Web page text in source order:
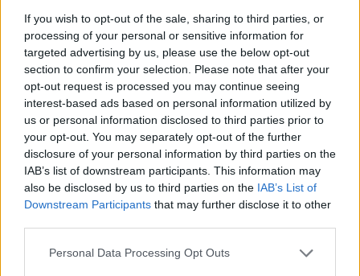
If you wish to opt-out of the sale, sharing to third parties, or
processing of your personal or sensitive information for
targeted advertising by us, please use the below opt-out
section to confirm your selection. Please note that after your
opt-out request is processed you may continue seeing
interest-based ads based on personal information utilized by
us or personal information disclosed to third parties prior to
your opt-out. You may separately opt-out of the further
disclosure of your personal information by third parties on the
IAB’s list of downstream participants. This information may
also be disclosed by us to third parties on the IAB’s List of
Downstream Participants that may further disclose it to other
Personal Data Processing Opt Outs
Zobacz też: Dzień 4: Siatkarze o drugie zwycięstwo z
Bułgarią, Igrzyska nabierają rozpędu
REKLAMA